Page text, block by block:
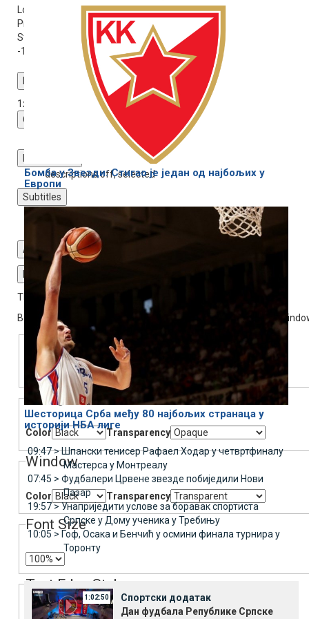
Loaded
Progress
Stream Type
LIVE
-1:18
1x
Chapters
descriptions off, selected
Subtitles
, opens subtitles settings dialog
subtitles off
, selected
Audio Track
Fullscreen
This is a modal window.
Beginning of dialog window. Escape will cancel and close the
Text
Color Transparency
Background
Color Transparency
Window
Color Transparency
Font Size
Text Edge Style
Бомба у Звезди: Стигао је један од најбољих у
Европи
Шесторица Срба међу 80 најбољих странаца у
историји НБА лиге
09:47 >Шпански тенисер Рафаел Ходар у четвртфиналу
Мастерса у Монтреалу
07:45 > Фудбалери Црвене звезде побиједили Нови
Пазар
19:57 >Унаприједити услове за боравак спортиста
Српске у Дому ученика у Требињу
10:05 > Гоф, Осака и Бенчић у осмини финала турнира у
Торонту
1:02:50
Спортски додатак
Дан фудбала Републике Српске